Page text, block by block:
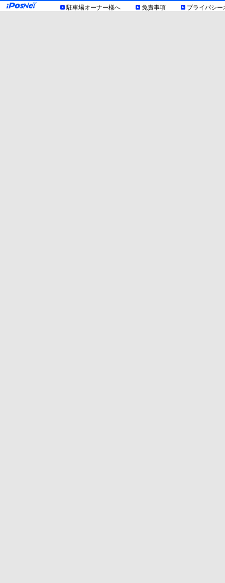
駐車場オーナー様へ 免責事項 プライバシー